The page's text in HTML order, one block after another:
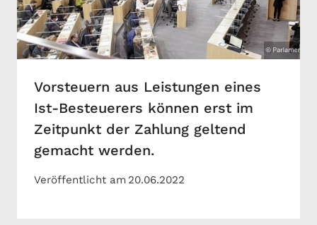
Vorsteuern aus Leistungen eines
Ist-Besteuerers können erst im
Zeitpunkt der Zahlung geltend
gemacht werden.
Veröffentlicht am 20.06.2022